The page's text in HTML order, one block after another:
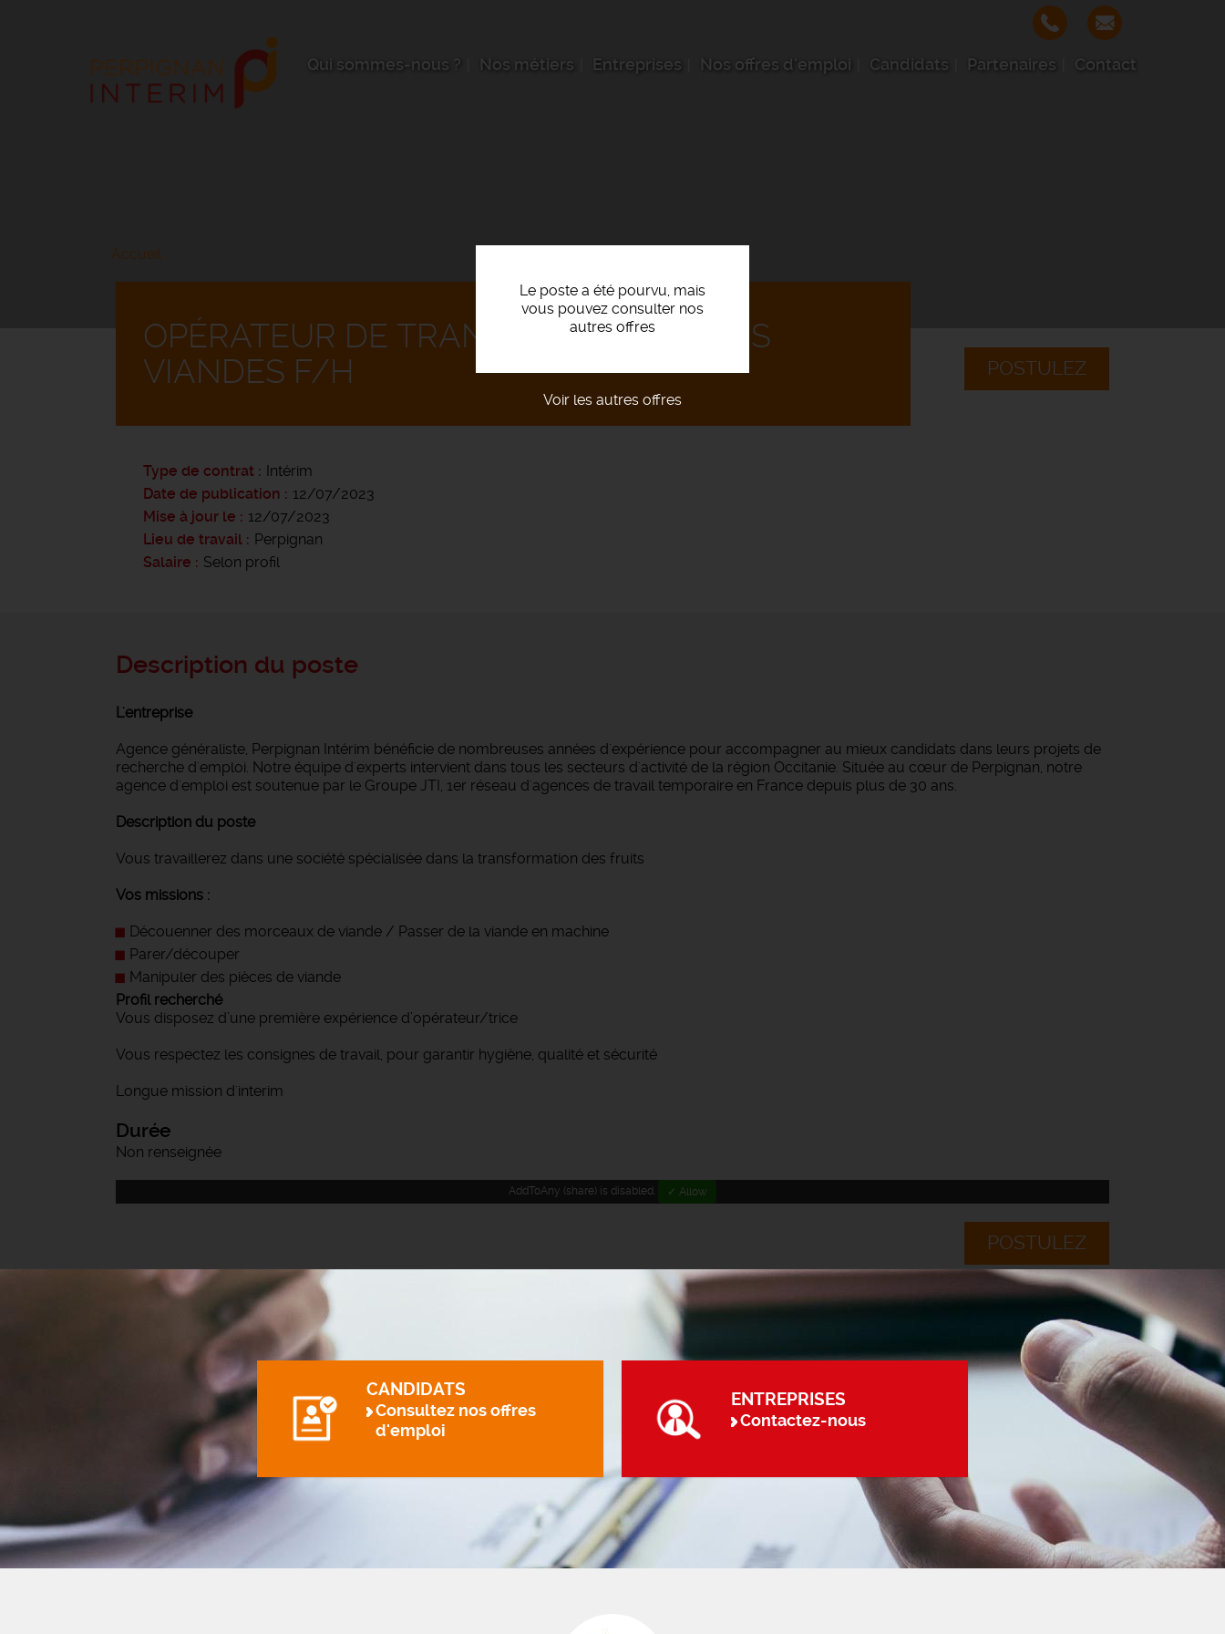
Qui sommes-nous ? Nos métiers Entreprises Nos offres d'emploi Candidats Partenaires Contact
Accueil
Le poste a été pourvu, mais
vous pouvez consulter nos
autres offres
Voir les autres offres
POSTULEZ
OPÉRATEUR DE TRANSFORMATION DES
VIANDES F/H
Type de contrat
Intérim
Date de publication
12/07/2023
Mise à jour le
12/07/2023
Lieu de travail
Perpignan
Salaire
Selon profil
Description du poste
L'entreprise
Agence généraliste, Perpignan Intérim bénéficie de nombreuses années d'expérience pour accompagner au mieux candidats dans leurs projets de
recherche d'emploi. Notre équipe d'experts intervient dans tous les secteurs d'activité de la région Occitanie. Située au cœur de Perpignan, notre
agence d'emploi est soutenue par le Groupe JTI, 1er réseau d'agences de travail temporaire en France depuis plus de 30 ans.
Description du poste
Vous travaillerez dans une société spécialisée dans la transformation des fruits
Vos missions :
Découenner des morceaux de viande / Passer de la viande en machine
Parer/découper
Manipuler des pièces de viande
Profil recherché
Vous disposez d’une première expérience d’opérateur/trice
Vous respectez les consignes de travail, pour garantir hygiène, qualité et sécurité
Longue mission d'interim
Durée
Non renseignée
AddToAny (share) is disabled. ✓ Allow
POSTULEZ
CANDIDATS
Consultez nos offres
d'emploi
ENTREPRISES
Contactez-nous